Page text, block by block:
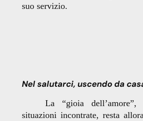
suo servizio.
Nel salutarci, uscendo da
La “gioia
situazioni incontrate, resta